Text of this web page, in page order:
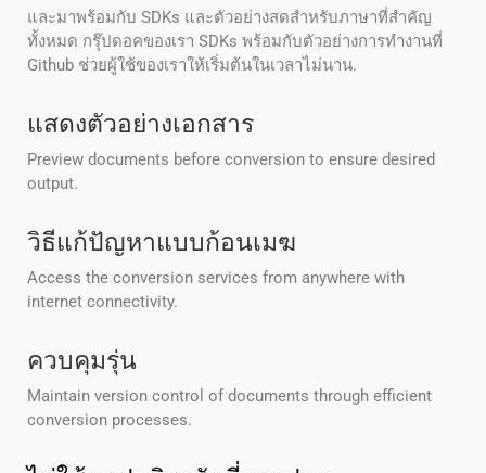
และมาพร้อมกับ SDKs และตัวอย่างสดสําหรับภาษาที่สําคัญ
ทั้งหมด กรุ๊ปดอคของเรา SDKs พร้อมกับตัวอย่างการทํางานที่
Github ช่วยผู้ใช้ของเราให้เริ่มต้นในเวลาไม่นาน.
แสดงตัวอย่างเอกสาร
Preview documents before conversion to ensure desired
output.
วิธีแก้ปัญหาแบบก้อนเมฆ
Access the conversion services from anywhere with
internet connectivity.
ควบคุมรุ่น
Maintain version control of documents through efficient
conversion processes.